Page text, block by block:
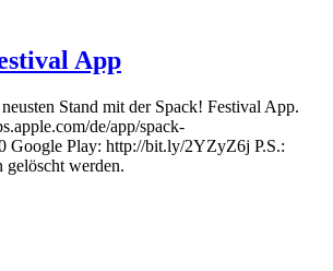
App
Stand mit der Spack! Festival App.
de/app/spack-
Google Play: http://bit.ly/2YZyZ6j P.S.:
gelöscht werden.